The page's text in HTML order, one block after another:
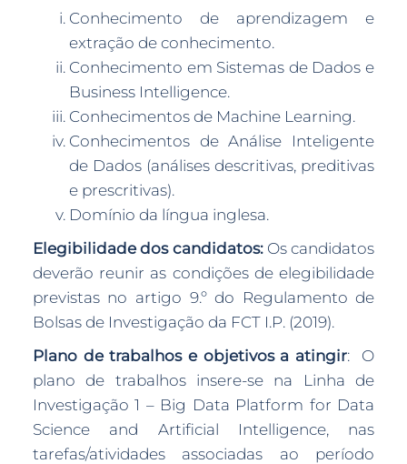
Conhecimento de aprendizagem e
extração de conhecimento.
Conhecimento em Sistemas de Dados e
Business Intelligence.
Conhecimentos de Machine Learning.
Conhecimentos de Análise Inteligente
de Dados (análises descritivas, preditivas
e prescritivas).
Domínio da língua inglesa.
Elegibilidade dos candidatos: Os candidatos
deverão reunir as condições de elegibilidade
previstas no artigo 9.º do Regulamento de
Bolsas de Investigação da FCT I.P. (2019).
Plano de trabalhos e objetivos a atingir:
O
plano de trabalhos insere-se na Linha de
Investigação 1 – Big Data Platform for Data
Science and Artificial Intelligence, nas
tarefas/atividades associadas ao período